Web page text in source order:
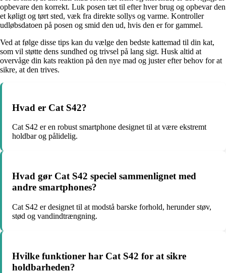
opbevare den korrekt. Luk posen tæt til efter hver brug og opbevar den
et køligt og tørt sted, væk fra direkte sollys og varme. Kontroller
udløbsdatoen på posen og smid den ud, hvis den er for gammel.
Ved at følge disse tips kan du vælge den bedste kattemad til din kat,
som vil støtte dens sundhed og trivsel på lang sigt. Husk altid at
overvåge din kats reaktion på den nye mad og juster efter behov for at
sikre, at den trives.
Hvad er Cat S42?
Cat S42 er en robust smartphone designet til at være ekstremt
holdbar og pålidelig.
Hvad gør Cat S42 speciel sammenlignet med
andre smartphones?
Cat S42 er designet til at modstå barske forhold, herunder støv,
stød og vandindtrængning.
Hvilke funktioner har Cat S42 for at sikre
holdbarheden?